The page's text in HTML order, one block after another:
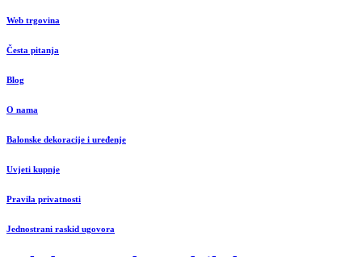
Web trgovina
Česta pitanja
Blog
O nama
Balonske dekoracije i uređenje
Uvjeti kupnje
Pravila privatnosti
Jednostrani raskid ugovora